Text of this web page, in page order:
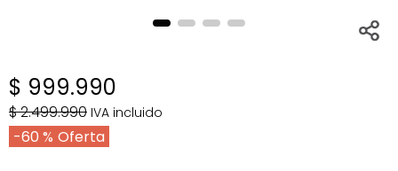
$ 999.990
$2.499.990 IVA incluido
60 %